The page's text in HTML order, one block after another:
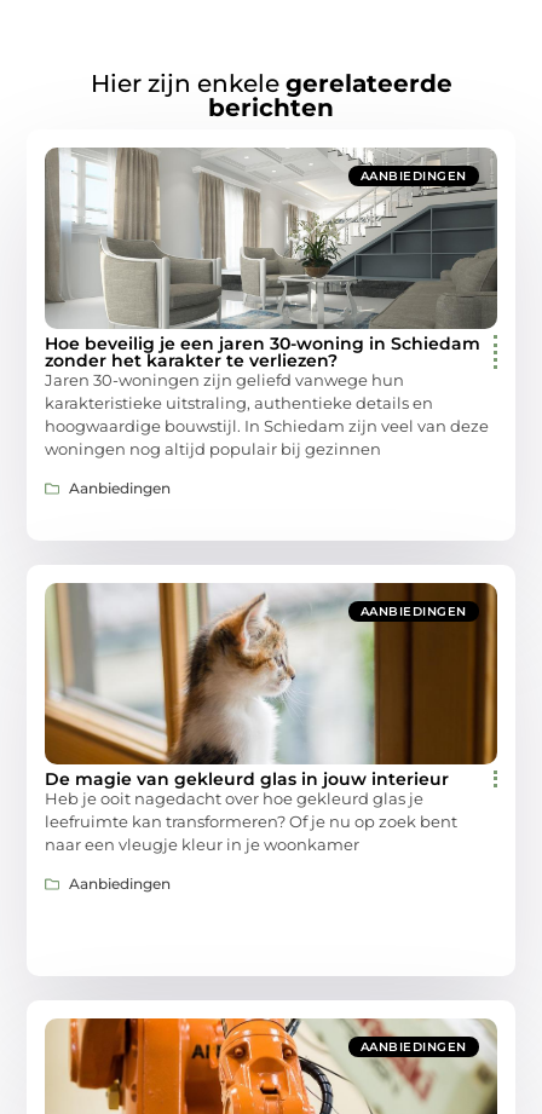
Hier zijn enkele gerelateerde
berichten
AANBIEDINGEN
Hoe beveilig je een jaren 30-woning in Schiedam
zonder het karakter te verliezen?
Jaren 30-woningen zijn geliefd vanwege hun
karakteristieke uitstraling, authentieke details en
hoogwaardige bouwstijl. In Schiedam zijn veel van deze
woningen nog altijd populair bij gezinnen
Aanbiedingen
AANBIEDINGEN
De magie van gekleurd glas in jouw interieur
Heb je ooit nagedacht over hoe gekleurd glas je
leefruimte kan transformeren? Of je nu op zoek bent
naar een vleugje kleur in je woonkamer
Aanbiedingen
AANBIEDINGEN